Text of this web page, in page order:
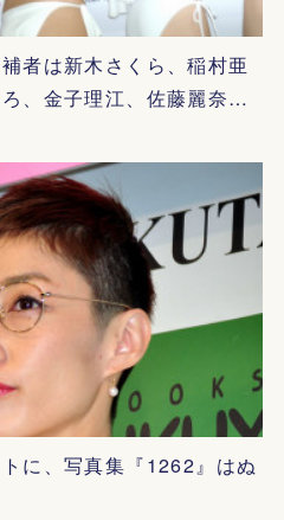
者は新木さくら、稲村亜
、金子理江、佐藤麗奈…
に、写真集『1262』はぬ